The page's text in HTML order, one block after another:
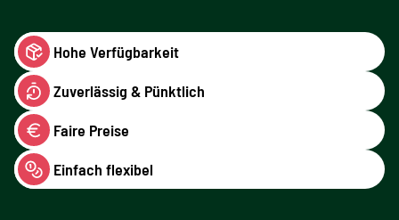
Hohe Verfügbarkeit
Zuverlässig & Pünktlich
Faire Preise
Einfach flexibel